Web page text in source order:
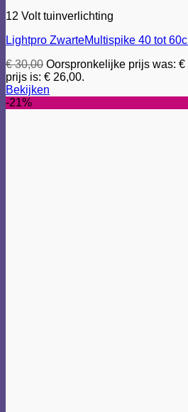
12 Volt tuinverlichting
Lightpro ZwarteMultispike 40 tot
€30,00 Oorspronkelijke prijs was: €
prijs is: € 26,00.
Bekijken
-21%